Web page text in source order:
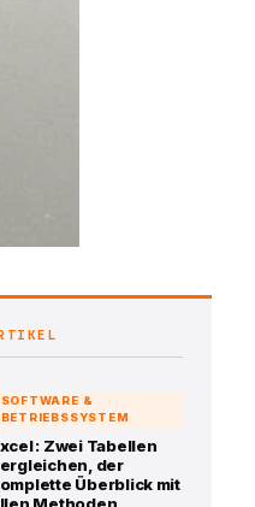
SOFTWARE &
BETRIEBSSYSTEM
: Zwei Tabellen
der
Überblick mit